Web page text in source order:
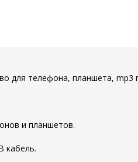
для телефона, планшета, mp3
и планшетов.
кабель.